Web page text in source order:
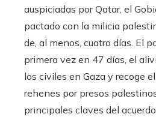
auspiciadas por Qatar, el
pactado con la milicia
de, al menos, cuatro días. El
primera vez en 47 días, el
los civiles en Gaza y recoge
rehenes por presos
principales claves del